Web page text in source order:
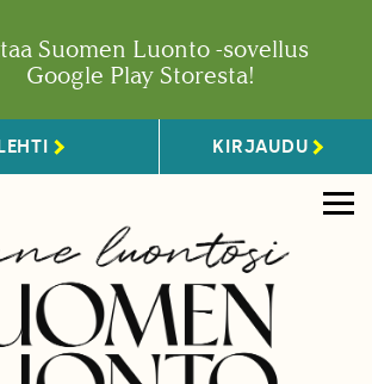
Suomen Luonto -sovellus
Google Play Storesta!
KIRJAUDU